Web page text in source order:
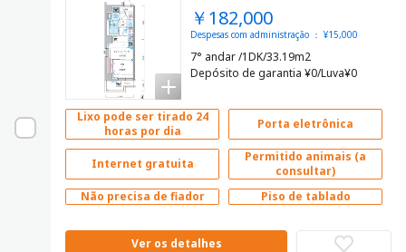
￥182,000
Despesas com administração ： ¥15,000
7° andar /1DK/33.19m2
Depósito de garantia ¥0/Luva¥0
Lixo pode ser tirado 24
horas por dia
Porta eletrônica
Internet gratuita
Permitido animais (a
consultar)
Não precisa de fiador
Piso de tablado
Ver os detalhes